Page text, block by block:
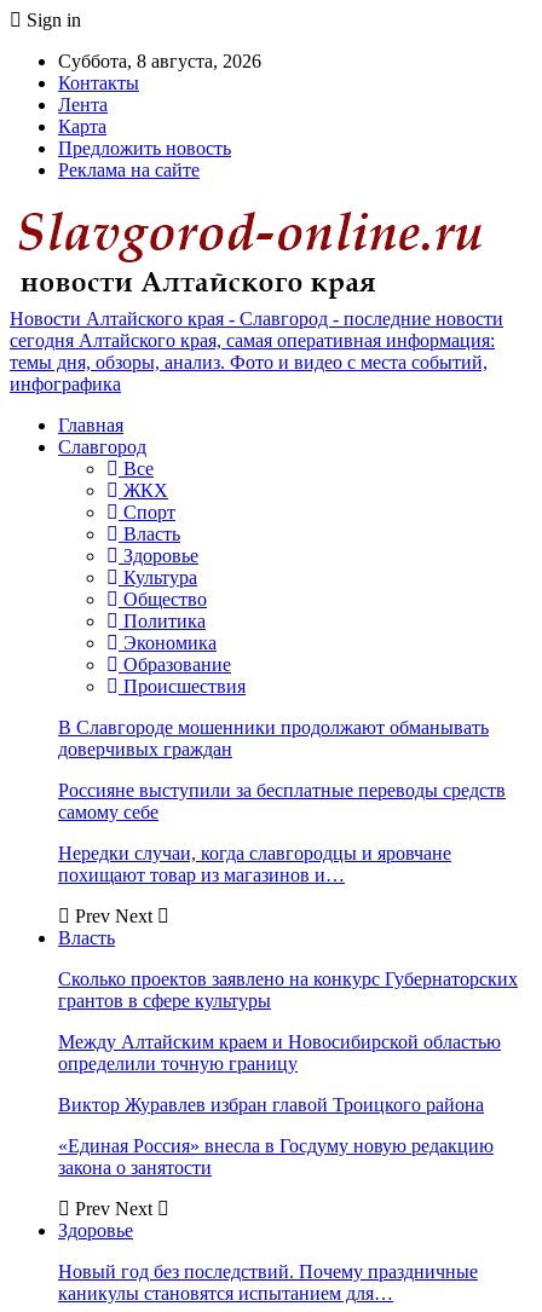
Sign in
Суббота, 8 августа, 2026
Контакты
Лента
Карта
Предложить новость
Реклама на сайте
Новости Алтайского края - Славгород - последние новости
сегодня Алтайского края, самая оперативная информация:
темы дня, обзоры, анализ. Фото и видео с места событий,
инфографика
Главная
Славгород
Все
ЖКХ
Спорт
Власть
Здоровье
Культура
Общество
Политика
Экономика
Образование
Происшествия
В Славгороде мошенники продолжают обманывать
доверчивых граждан
Россияне выступили за бесплатные переводы средств
самому себе
Нередки случаи, когда славгородцы и яровчане
похищают товар из магазинов и…
Prev Next
Власть
Сколько проектов заявлено на конкурс Губернаторских
грантов в сфере культуры
Между Алтайским краем и Новосибирской областью
определили точную границу
Виктор Журавлев избран главой Троицкого района
«Единая Россия» внесла в Госдуму новую редакцию
закона о занятости
Prev Next
Здоровье
Новый год без последствий. Почему праздничные
каникулы становятся испытанием для…